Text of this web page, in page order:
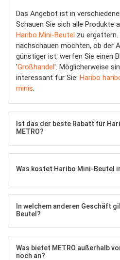
Das Angebot ist in
Schauen Sie sich alle Produkte
Haribo Mini-Beutel zu ergattern.
nachschauen möchten, ob der
günstiger ist, werfen Sie einen
'Großhandel'. Möglicherweise
interessant für Sie: Haribo
minis
Ist das der beste Rabatt für
METRO?
Was kostet Haribo Mini-Beutel
In welchem anderen Geschäft
Beutel?
Was bietet METRO außerhalb
noch an?